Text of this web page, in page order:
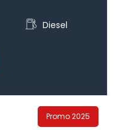
Diesel
Promo 2025